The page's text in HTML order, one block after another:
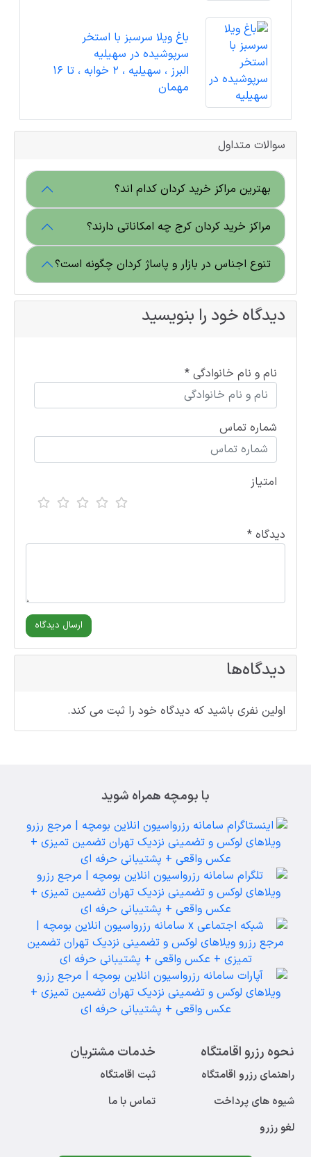
باغ ویلا سرسبز با استخر
سرپوشیده در سهیلیه
البرز ، سهیلیه ، 2 خوابه ، تا 16
مهمان
سوالات متداول
بهترین مراکز خرید کردان کدام اند؟
مراکز خرید کردان کرج چه امکاناتی دارند؟
تنوع اجناس در بازار و پاساژ کردان چگونه است؟
دیدگاه خود را بنویسید
نام و نام خانوادگی *
شماره تماس
امتیاز
دیدگاه *
دیدگاه‌ها
اولین نفری باشید که دیدگاه خود را ثبت می کند.
با بومچه همراه شوید
نحوه رزرو اقامتگاه
راهنمای رزرو اقامتگاه
شیوه های پرداخت
لغو رزرو
خدمات مشتریان
ثبت اقامتگاه
تماس با ما